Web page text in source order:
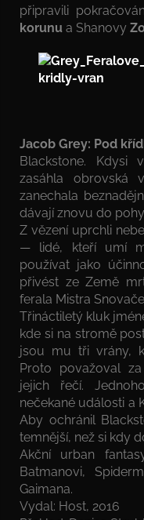
připravili
korunu a Shanovy
Jacob Grey: Pod
Blackstone. Kdysi
zasáhla obrovská
zanechala
dávají znovu do
Z vězení uprchli
— lidé, kteří umí
používat jako
přivést ze Země
ferala Mistra
Třináctiletý kluk
kde si na stromě
jsou mu tři vrány,
Proto považoval
jejich řečí.
nečekané události a
Aby ochránil
temnější, než si kdy
Akční urban
Batmanovi,
Gaimana.
Vydal: Host, 2016